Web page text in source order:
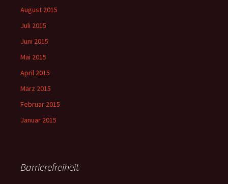
August 2015
Juli 2015
Juni 2015
Mai 2015
April 2015
März 2015
Februar 2015
Januar 2015
Barrierefreiheit